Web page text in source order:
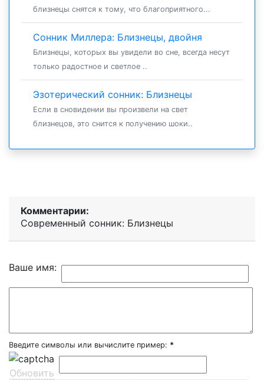
близнецы снятся к тому, что благоприятного...
Сонник Миллера: Близнецы, двойня
Близнецы, которых вы увидели во сне, всегда несут
только радостное и светлое ..
Эзотерический сонник: Близнецы
Если в сновидении вы произвели на свет
близнецов, это снится к получению шоки..
Комментарии:
Современный сонник: Близнецы
Ваше имя:
Введите символы или вычислите пример: *
Обновить